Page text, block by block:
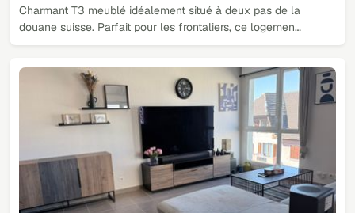
Charmant T3 meublé idéalement situé à deux pas de la
douane suisse. Parfait pour les frontaliers, ce logemen…